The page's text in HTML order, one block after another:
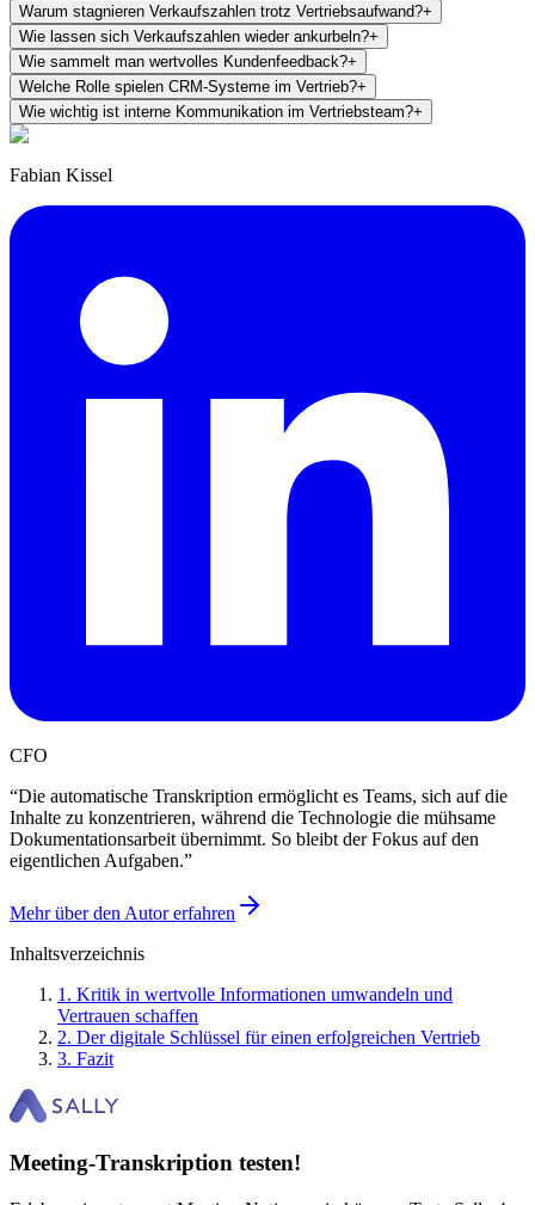
Warum stagnieren Verkaufszahlen trotz Vertriebsaufwand?+
Wie lassen sich Verkaufszahlen wieder ankurbeln?+
Wie sammelt man wertvolles Kundenfeedback?+
Welche Rolle spielen CRM-Systeme im Vertrieb?+
Wie wichtig ist interne Kommunikation im Vertriebsteam?+
Fabian Kissel
CFO
“Die automatische Transkription ermöglicht es Teams, sich auf die
Inhalte zu konzentrieren, während die Technologie die mühsame
Dokumentationsarbeit übernimmt. So bleibt der Fokus auf den
eigentlichen Aufgaben.”
Mehr über den Autor erfahren
Inhaltsverzeichnis
1 . Kritik in wertvolle Informationen umwandeln und
Vertrauen schaffen
2. Der digitale Schlüssel für einen erfolgreichen Vertrieb
3. Fazit
Meeting-Transkription testen!